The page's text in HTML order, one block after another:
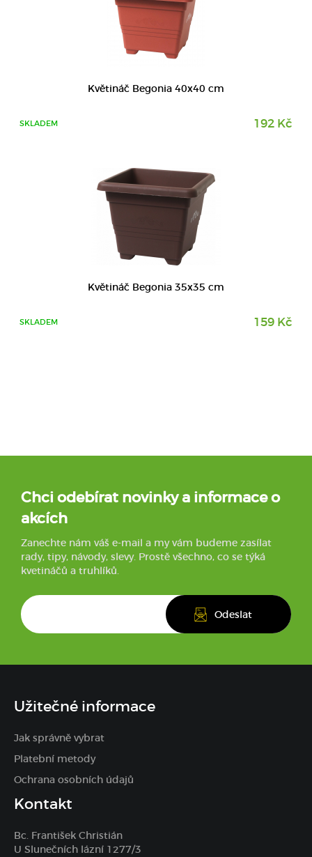
Květináč Begonia 40x40 cm
SKLADEM 192 Kč
Květináč Begonia 35x35 cm
SKLADEM 159 Kč
Chci odebírat novinky a informace o
akcích
Zanechte nám váš e-mail a my vám budeme zasílat
rady, tipy, návody, slevy. Prostě všechno, co se týká
kvetináčů a truhlíků.
Užitečné informace
Jak správně vybrat
Platební metody
Ochrana osobních údajů
Kontakt
Bc. František Christián
U Slunečních lázní 1277/3